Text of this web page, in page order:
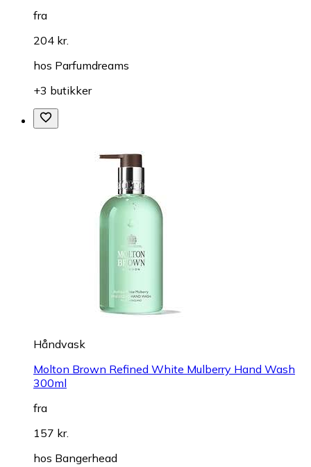
fra
204 kr.
hos Parfumdreams
+3 butikker
Håndvask
Molton Brown Refined White Mulberry Hand Wash
300ml
fra
157 kr.
hos Bangerhead